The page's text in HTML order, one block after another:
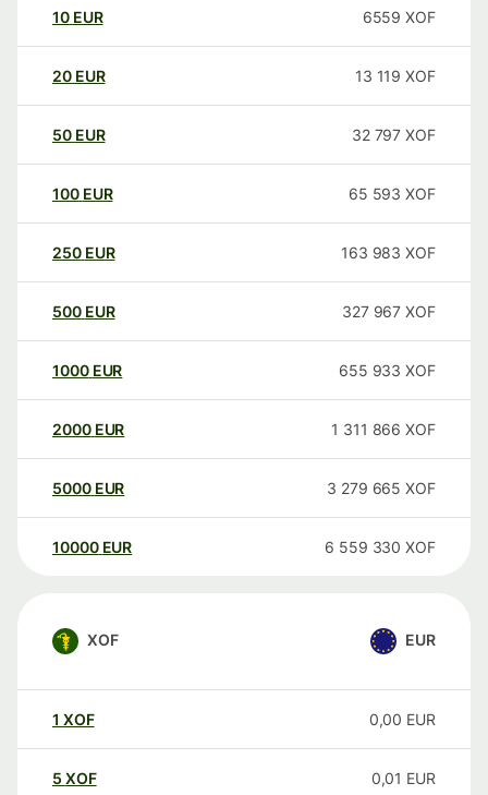
10 EUR 6559 XOF
20 EUR 13 119 XOF
50 EUR 32 797 XOF
100 EUR 65 593 XOF
250 EUR 163 983 XOF
500 EUR 327 967 XOF
1000 EUR 655 933 XOF
2000 EUR 1 311 866 XOF
5000 EUR 3 279 665 XOF
10000 EUR 6 559 330 XOF
XOF EUR
1 XOF 0,00 EUR
5 XOF 0,01 EUR